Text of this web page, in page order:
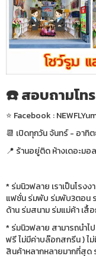
☎️ สอบถามโ
⭐️ Facebook :
📆 เปิดทุกวัน จันทร์ - อา
📍 ร้านอยู่ติด ห้างเดอะม
* ร่มนิวฟลาย เราเป็นโรง
แฟชั่น ร่มพับ ร่มพับ3ตอน
ด้าน ร่มสนาม ร่มแม่ค้า เสื้
* ร่มนิวฟลาย สามารถนำไ
ฟรี ไม่มีค่าบล๊อกสกรีน ) ไ
สินค้าหลากหลายมากที่สุด